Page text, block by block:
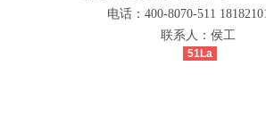
电话：400-8070-511
联系人：侯工
51La